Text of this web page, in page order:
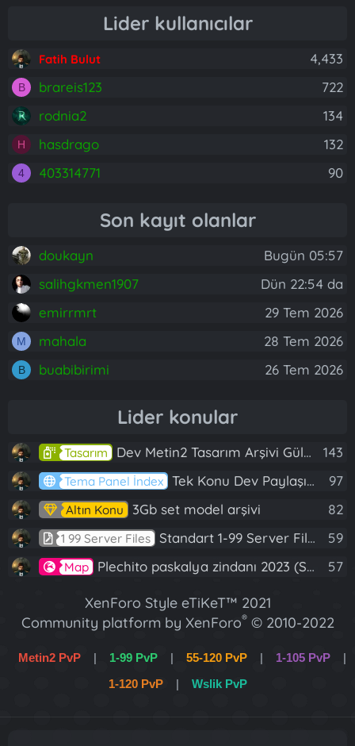
Lider kullanıcılar
Fatih Bulut 4,433
B brareis123
722
rodnia2
134
H hasdrago 132
4 403314771 90
Son kayıt olanlar
doukayn
Bugün 05:57
salihgkmen1907
Dün 22:54 da
emirrmrt
29 Tem 2026
M mahala 28 Tem 2026
B buabibirimi 26 Tem 2026
Lider konular
Tasarım Dev Metin2 Tasarım Arşivi Güle Güle Kullanın 143
Tema Panel İndex Tek Konu Dev Paylaşım 10 Adet Server Tanıtım İndex 97
Altın Konu 3Gb set model arşivi 82
1 99 Server Files Standart 1-99 Server Files 59
Map Plechito paskalya zindanı 2023 (Spring Sanctuary dungeon) 57
XenForo Style eTiKeT™ 2021
Community platform by XenForo® © 2010-2022
[XGT] Forum statistics system- XenGenTr
Metin2 PvP | 1-99 PvP | 55-120 PvP | 1-105 PvP
|
1-120 PvP
| Wslik PvP